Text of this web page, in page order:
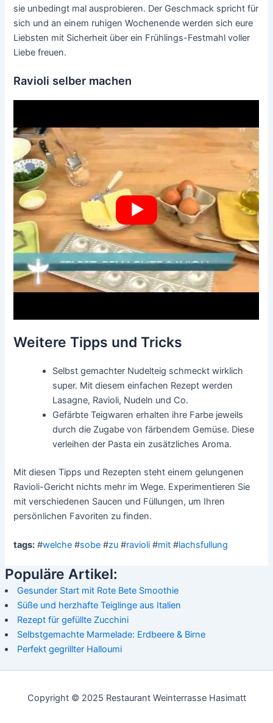
sie unbedingt mal ausprobieren. Der Geschmack spricht für
sich und an einem ruhigen Wochenende werden sich eure
Liebsten mit Sicherheit über ein Frühlings-Festmahl voller
Liebe freuen.
Ravioli selber machen
Weitere Tipps und Tricks
Selbst gemachter Nudelteig schmeckt wirklich
super. Mit diesem einfachen Rezept werden
Lasagne, Ravioli, Nudeln und Co.
Gefärbte Teigwaren erhalten ihre Farbe jeweils
durch die Zugabe von färbendem Gemüse. Diese
verleihen der Pasta ein zusätzliches Aroma.
Mit diesen Tipps und Rezepten steht einem gelungenen
Ravioli-Gericht nichts mehr im Wege. Experimentieren Sie
mit verschiedenen Saucen und Füllungen, um Ihren
persönlichen Favoriten zu finden.
tags: #welche #sobe #zu #ravioli #mit #lachsfullung
Populäre Artikel:
Gesunder Start mit Rote Bete Smoothie
Süße und herzhafte Teiglinge aus Italien
Rezept für gefüllte Zucchini
Selbstgemachte Marmelade: Erdbeere & Birne
Perfekt gegrillter Halloumi
Copyright © 2025 Restaurant Weinterrasse Hasimatt